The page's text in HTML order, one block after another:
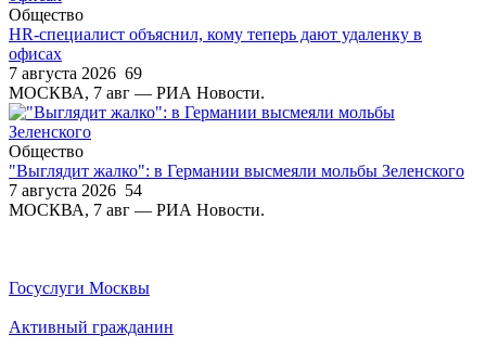
Общество
HR-специалист объяснил, кому теперь дают удаленку в
офисах
7 августа 2026 69
МОСКВА, 7 авг — РИА Новости.
Общество
"Выглядит жалко": в Германии высмеяли мольбы Зеленского
7 августа 2026 54
МОСКВА, 7 авг — РИА Новости.
Госуслуги Москвы
Активный гражданин